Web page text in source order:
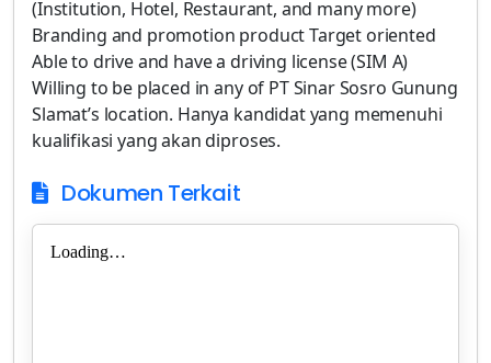
(Institution, Hotel, Restaurant, and many more)
Branding and promotion product Target oriented
Able to drive and have a driving license (SIM A)
Willing to be placed in any of PT Sinar Sosro Gunung
Slamat’s location. Hanya kandidat yang memenuhi
kualifikasi yang akan diproses.
Dokumen Terkait